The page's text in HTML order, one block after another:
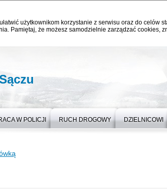
użytkownikom korzystanie z serwisu oraz do celów
Pamiętaj, że możesz samodzielnie zarządzać cookies,
W POLICJI RUCH DROGOWY DZIELNICOWI